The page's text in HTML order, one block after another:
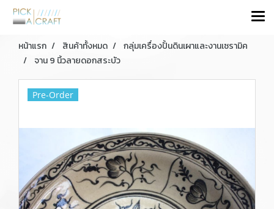
หน้าแรก สินค้าทั้งหมด
กลุ่มเครื่องปั้นดินเผาและงานเซรามิค
จาน 9 นิ้วลายดอกสระบัว
Pre-Order